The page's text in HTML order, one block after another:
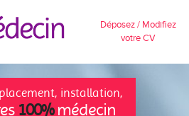
Déposez / Modifiez
votre CV
installation,
100%médecin